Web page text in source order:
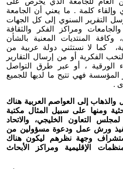
وإلقاء كلمة . ما يعني أن الجامعة
التقرير السنوي إلى كل الجهات
والجامعات ومراكز الفكر والثقافة
وكافة المنتديات المعنية بالشأن
كما لا نستثني دولة عربية من
الفكرية أو من إرسال التقارير
، أو عبر طرق التواصل
المؤسسة فهي تتيح ما لديها للجميع
.
إلى العواصم العربية هناك
ومنها على سبيل المثال مكتبة
لمجلس التعاون الخليجي، والاتحاد
ورش عمل ودعوة مسؤولين من
وجهة نظرهم ليكون هناك
الإقليمية ومراكز الأبحاث